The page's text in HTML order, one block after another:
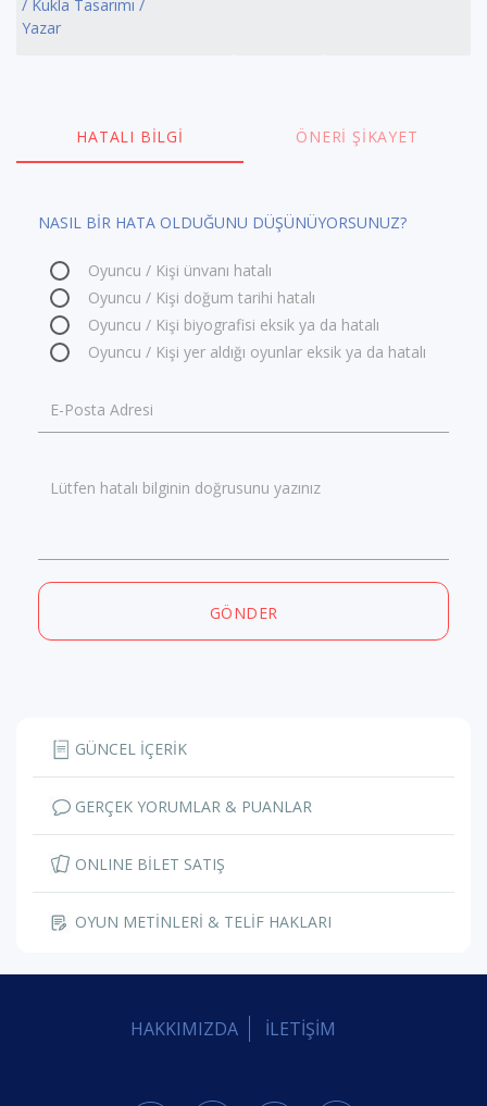
/ Kukla Tasarımı /
Yazar
HATALI BILGI ÖNERI ŞIKAYET
NASIL BİR HATA OLDUĞUNU DÜŞÜNÜYORSUNUZ?
Oyuncu / Kişi ünvanı hatalı
Oyuncu / Kişi doğum tarihi hatalı
Oyuncu / Kişi biyografisi eksik ya da hatalı
Oyuncu / Kişi yer aldığı oyunlar eksik ya da hatalı
E-Posta Adresi
Lütfen hatalı bilginin doğrusunu yazınız
GÖNDER
GÜNCEL İÇERİK
GERÇEK YORUMLAR & PUANLAR
ONLINE BİLET SATIŞ
OYUN METİNLERİ & TELİF HAKLARI
HAKKIMIZDA İLETİŞİM